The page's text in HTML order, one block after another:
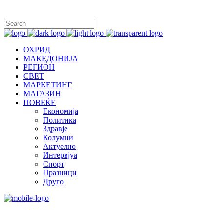
ОХРИД
МАКЕДОНИЈА
РЕГИОН
СВЕТ
МАРКЕТИНГ
МАГАЗИН
ПОВЕЌЕ
Економија
Политика
Здравје
Колумни
Актуелно
Интервјуа
Спорт
Празници
Друго